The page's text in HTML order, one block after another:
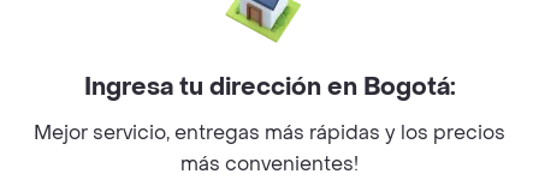
Ingresa tu dirección en Bogotá:
Mejor servicio, entregas más rápidas y los precios
más convenientes!